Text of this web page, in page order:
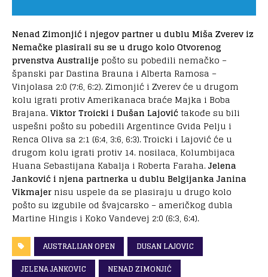
Nenad Zimonjić i njegov partner u dublu Miša Zverev iz
Nemačke plasirali su se u drugo kolo Otvorenog
prvenstva Australije pošto su pobedili nemačko –
španski par Dastina Brauna i Alberta Ramosa –
Vinjolasa 2:0 (7:6, 6:2).Zimonjić i Zverev će u drugom
kolu igrati protiv Amerikanaca braće Majka i Boba
Brajana.Viktor Troicki i Dušan Lajović takođe su bili
uspešni pošto su pobedili Argentince Gvida Pelju i
Renca Oliva sa 2:1 (6:4, 3:6, 6:3).Troicki i Lajović će u
drugom kolu igrati protiv 14. nosilaca, Kolumbijaca
Huana Sebastijana Kabalja i Roberta Faraha.Jelena
Janković i njena partnerka u dublu Belgijanka Janina
Vikmajer nisu uspele da se plasiraju u drugo kolo
pošto su izgubile od švajcarsko – američkog dubla
Martine Hingis i Koko Vandevej 2:0 (6:3, 6:4).
AUSTRALIJAN OPEN
DUSAN LAJOVIC
JELENA JANKOVIC
NENAD ZIMONJIĆ